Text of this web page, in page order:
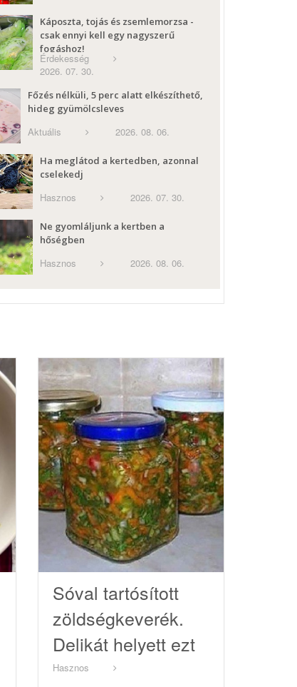
Káposzta, tojás és zsemlemorzsa -
csak ennyi kell egy nagyszerű
fogáshoz!
Érdekesség
2026. 07. 30.
Főzés nélküli, 5 perc alatt elkészíthető,
hideg gyümölcsleves
Aktuális 2026. 08. 06.
Ha meglátod a kertedben, azonnal
cselekedj
Hasznos 2026. 07. 30.
Ne gyomláljunk a kertben a
hőségben
Hasznos 2026. 08. 06.
Sóval tartósított
zöldségkeverék.
Delikát helyett ezt
próbáld ki!
Hasznos